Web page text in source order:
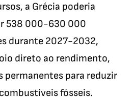
a Grécia poderia
538 000-630 000
durante 2027-2032,
direto ao rendimento,
permanentes para reduzir
fósseis.